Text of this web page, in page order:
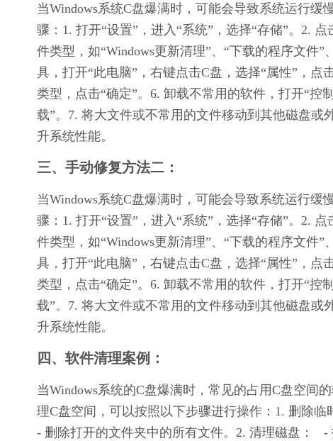
当Windows系统C盘爆满时，可能会导致系统运行
骤：1. 打开“设置”，进入“系统”，选择“存储”。2.
件类型，如“Windows更新清理”、“下载的程序文件”
具，打开“此电脑”，右键点击C盘，选择“属性”，点
类型，点击“确定”。6. 卸载不常用的软件，打开“控
载”。7. 将大文件或不常用的文件移动到其他磁盘或
升系统性能。
三、手动修复方法二：
当Windows系统C盘爆满时，可能会导致系统运行
骤：1. 打开“设置”，进入“系统”，选择“存储”。2.
件类型，如“Windows更新清理”、“下载的程序文件
具，打开“此电脑”，右键点击C盘，选择“属性”，点
类型，点击“确定”。6. 卸载不常用的软件，打开“控
载”。7. 将大文件或不常用的文件移动到其他磁盘
升系统性能。
四、软件清理案例：
当Windows系统的C盘爆满时，常见的占用C盘空间
理C盘空间，可以按照以下步骤进行操作：1. 删除临
- 删除打开的文件夹中的所有文件。2. 清理磁盘：